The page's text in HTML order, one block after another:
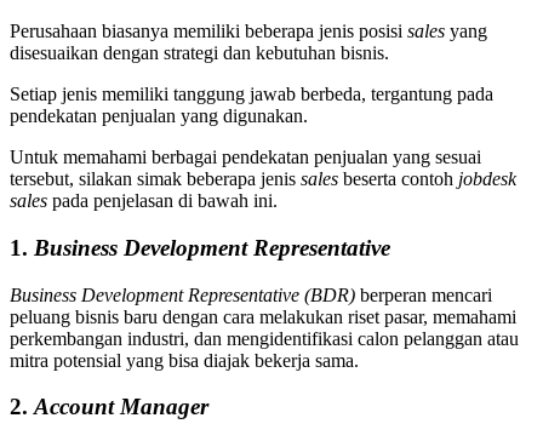
Perusahaan biasanya memiliki beberapa jenis posisi sales yang
disesuaikan dengan strategi dan kebutuhan bisnis.
Setiap jenis memiliki tanggung jawab berbeda, tergantung pada
pendekatan penjualan yang digunakan.
Untuk memahami berbagai pendekatan penjualan yang sesuai
tersebut, silakan simak beberapa jenis sales beserta contoh jobdesk
sales pada penjelasan di bawah ini.
1. Business Development Representative
Business Development Representative (BDR) berperan mencari
peluang bisnis baru dengan cara melakukan riset pasar, memahami
perkembangan industri, dan mengidentifikasi calon pelanggan atau
mitra potensial yang bisa diajak bekerja sama.
2.Account Manager